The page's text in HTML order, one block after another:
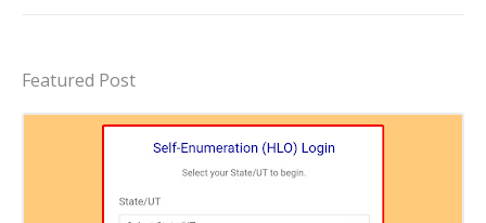
Featured Post